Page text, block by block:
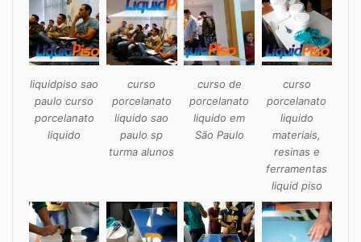
liquidpiso sao
paulo curso
porcelanato
liquido
curso
porcelanato
liquido sao
paulo sp
turma alunos
curso de
porcelanato
liquido em
São Paulo
curso
porcelanato
liquido
materiais,
resinas e
ferramentas
liquid piso